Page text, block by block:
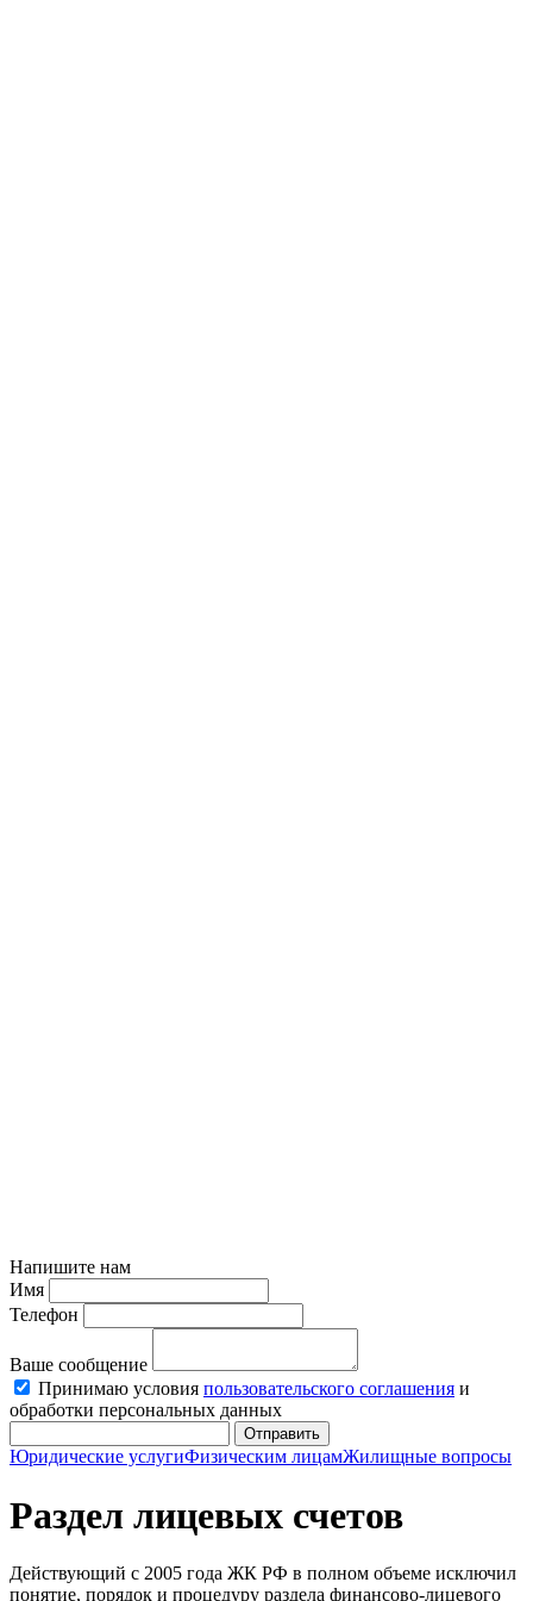
Напишите нам
Имя
Телефон
Ваше сообщение
Принимаю условия пользовательского соглашения и
обработки персональных данных
Отправить
Юридические услугиФизическим лицамЖилищные вопросы
Раздел лицевых счетов
Действующий с 2005 года ЖК РФ в полном объеме исключил
понятие, порядок и процедуру раздела финансово-лицевого